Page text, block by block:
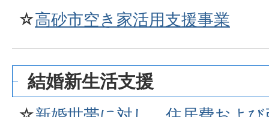
☆高砂市空き家活用支援事業
結婚新生活支援